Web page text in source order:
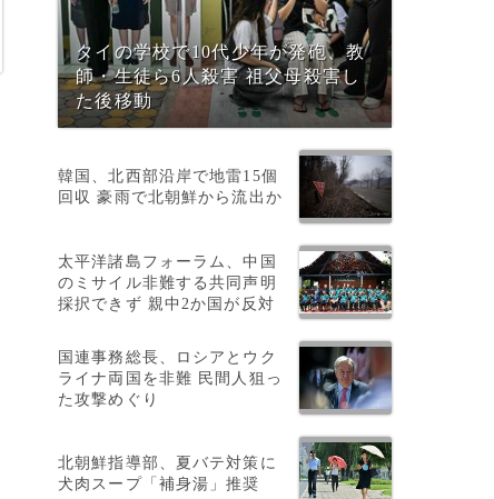
タイの学校で10代少年が発砲、教
師・生徒ら6人殺害 祖父母殺害し
た後移動
韓国、北西部沿岸で地雷15個
回収 豪雨で北朝鮮から流出か
太平洋諸島フォーラム、中国
のミサイル非難する共同声明
採択できず 親中2か国が反対
国連事務総長、ロシアとウク
ライナ両国を非難 民間人狙っ
た攻撃めぐり
北朝鮮指導部、夏バテ対策に
犬肉スープ「補身湯」推奨